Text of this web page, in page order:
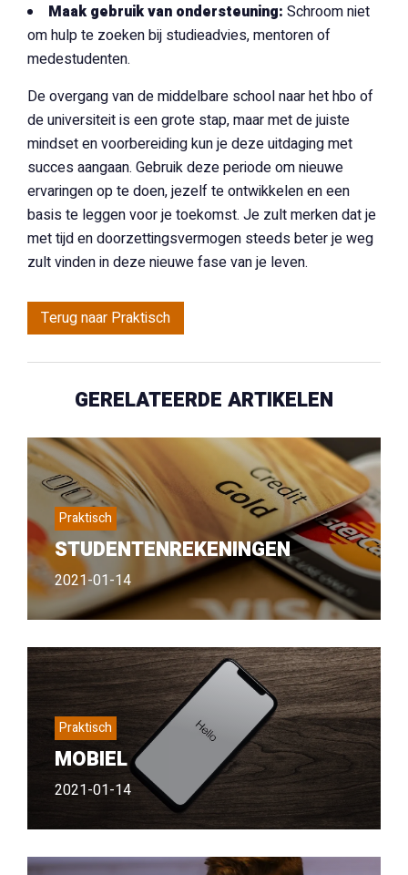
Maak gebruik van ondersteuning: Schroom niet
om hulp te zoeken bij studieadvies, mentoren of
medestudenten.
De overgang van de middelbare school naar het hbo of
de universiteit is een grote stap, maar met de juiste
mindset en voorbereiding kun je deze uitdaging met
succes aangaan. Gebruik deze periode om nieuwe
ervaringen op te doen, jezelf te ontwikkelen en een
basis te leggen voor je toekomst. Je zult merken dat je
met tijd en doorzettingsvermogen steeds beter je weg
zult vinden in deze nieuwe fase van je leven.
Terug naar Praktisch
GERELATEERDE ARTIKELEN
Praktisch
STUDENTENREKENINGEN
2021-01-14
Praktisch
MOBIEL
2021-01-14